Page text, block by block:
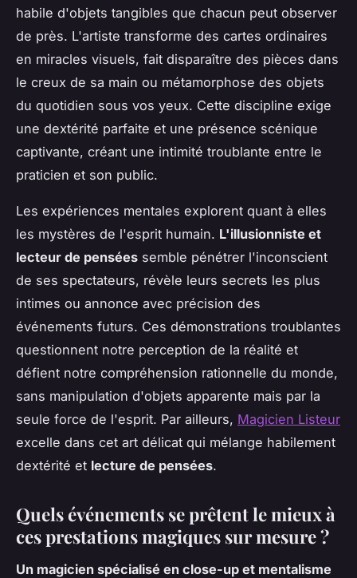
habile d'objets tangibles que chacun peut observer
de près. L'artiste transforme des cartes ordinaires
en miracles visuels, fait disparaître des pièces dans
le creux de sa main ou métamorphose des objets
du quotidien sous vos yeux. Cette discipline exige
une dextérité parfaite et une présence scénique
captivante, créant une intimité troublante entre le
praticien et son public.
Les expériences mentales explorent quant à elles
les mystères de l'esprit humain. L'illusionniste et
lecteur de pensées semble pénétrer l'inconscient
de ses spectateurs, révèle leurs secrets les plus
intimes ou annonce avec précision des
événements futurs. Ces démonstrations troublantes
questionnent notre perception de la réalité et
défient notre compréhension rationnelle du monde,
sans manipulation d'objets apparente mais par la
seule force de l'esprit. Par ailleurs, Magicien Listeur
excelle dans cet art délicat qui mélange habilement
dextérité et lecture de pensées.
Quels événements se prêtent le mieux à
ces prestations magiques sur mesure ?
Un magicien spécialisé en close-up et mentalisme